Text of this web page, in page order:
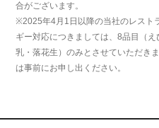
合がございます。
※2025年4月1日以降の当社のレスト
ギー対応につきましては、8品目（
乳・落花生）のみとさせていただき
は事前にお申し出ください。